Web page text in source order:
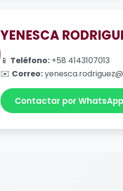
YENESCA
📱 Teléfono: +58 4143107013
✉️ Correo:
Contactar por WhatsApp